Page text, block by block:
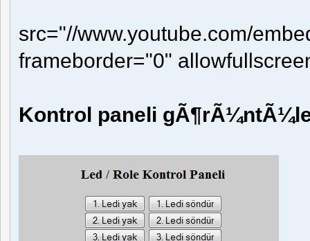
src="//www.youtube.com/
frameborder="0"
Kontrol paneli